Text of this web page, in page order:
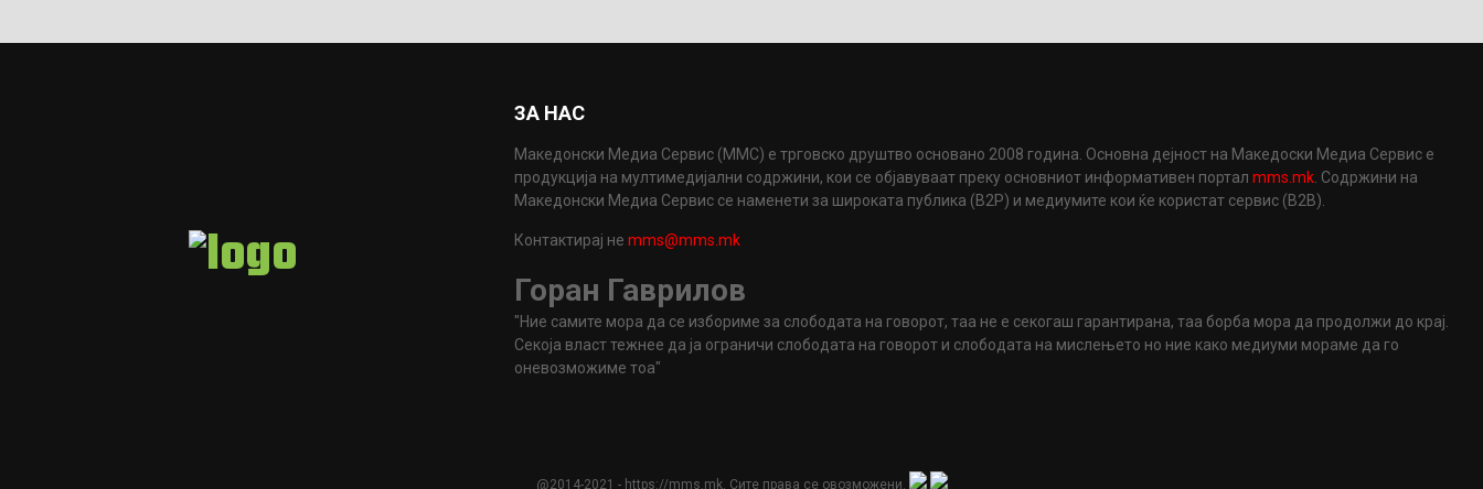
ЗА НАС
Македонски Медиа Сервис (ММС) е трговско друштво основано 2008 година. Основна дејност на Македоски Медиа Сервис е
продукција на мултимедијални содржини, кои се објавуваат преку основниот информативен порталmms.mk. Содржини на
Македонски Медиа Сервис се наменети за широката публика (B2P) и медиумите кои ќе користат сервис (B2B).
Контактирај неmms@mms.mk
Горан Гаврилов
"Ние самите мора да се избориме за слободата на говорот, таа не е секогаш гарантирана, таа борба мора да продолжи до крај.
Секоја власт тежнее да ја ограничи слободата на говорот и слободата на мислењето но ние како медиуми мораме да го
оневозможиме тоа"
@2014-2021 - https://mms.mk. Сите права се овозможени.